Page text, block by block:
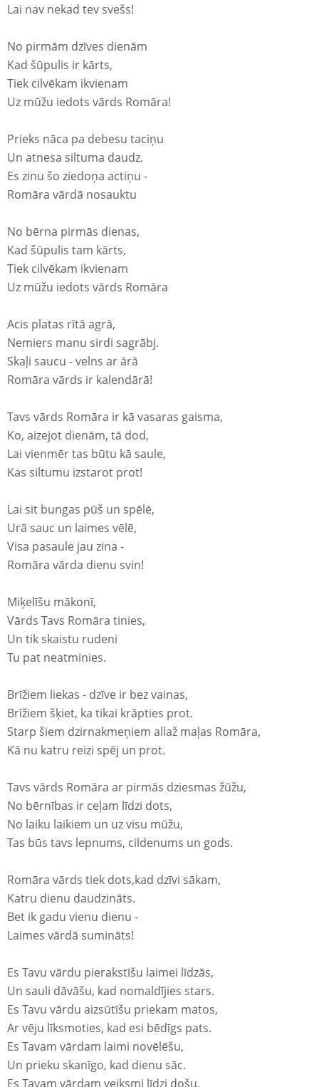
Lai nav nekad tev svešs!
No pirmām dzīves dienām
Kad šūpulis ir kārts,
Tiek cilvēkam ikvienam
Uz mūžu iedots vārds Romāra!
Prieks nāca pa debesu taciņu
Un atnesa siltuma daudz.
Es zinu šo ziedoņa actiņu -
Romāra vārdā nosauktu
No bērna pirmās dienas,
Kad šūpulis tam kārts,
Tiek cilvēkam ikvienam
Uz mūžu iedots vārds Romāra
Acis platas rītā agrā,
Nemiers manu sirdi sagrābj.
Skaļi saucu - velns ar ārā
Romāra vārds ir kalendārā!
Tavs vārds Romāra ir kā vasaras gaisma,
Ko, aizejot dienām, tā dod,
Lai vienmēr tas būtu kā saule,
Kas siltumu izstarot prot!
Lai sit bungas pūš un spēlē,
Urā sauc un laimes vēlē,
Visa pasaule jau zina -
Romāra vārda dienu svin!
Miķelīšu mākonī,
Vārds Tavs Romāra tinies,
Un tik skaistu rudeni
Tu pat neatminies.
Brīžiem liekas - dzīve ir bez vainas,
Brīžiem šķiet, ka tikai krāpties prot.
Starp šiem dzirnakmeņiem allaž maļas Romāra,
Kā nu katru reizi spēj un prot.
Tavs vārds Romāra ar pirmās dziesmas žūžu,
No bērnības ir ceļam līdzi dots,
No laiku laikiem un uz visu mūžu,
Tas būs tavs lepnums, cildenums un gods.
Romāra vārds tiek dots,kad dzīvi sākam,
Katru dienu daudzināts.
Bet ik gadu vienu dienu -
Laimes vārdā sumināts!
Es Tavu vārdu pierakstīšu laimei līdzās,
Un sauli dāvāšu, kad nomaldījies stars.
Es Tavu vārdu aizsūtīšu priekam matos,
Ar vēju līksmoties, kad esi bēdīgs pats.
Es Tavam vārdam laimi novēlēšu,
Un prieku skanīgo, kad dienu sāc.
Es Tavam vārdam veiksmi līdzi došu,